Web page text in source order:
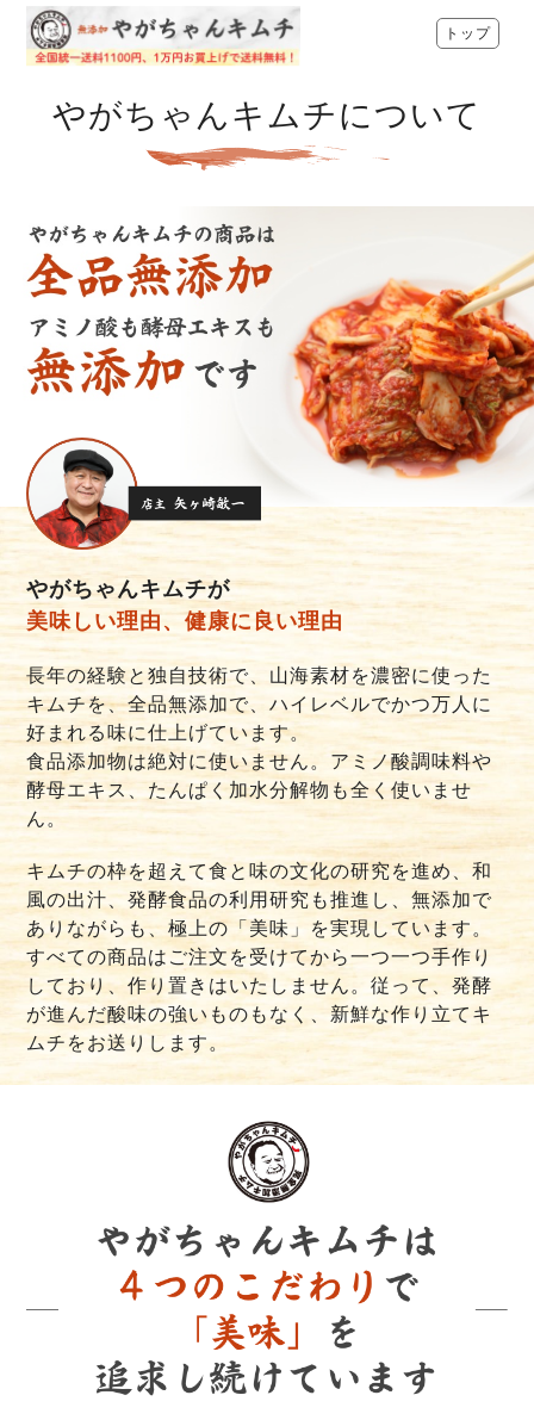
トップ
やがちゃんキムチについて
やがちゃんキムチが
美味しい理由、健康に良い理由
長年の経験と独自技術で、山海素材を濃密に使った
キムチを、全品無添加で、ハイレベルでかつ万人に
好まれる味に仕上げています。
食品添加物は絶対に使いません。アミノ酸調味料や
酵母エキス、たんぱく加水分解物も全く使いませ
ん。
キムチの枠を超えて食と味の文化の研究を進め、和
風の出汁、発酵食品の利用研究も推進し、無添加で
ありながらも、極上の「美味」を実現しています。
すべての商品はご注文を受けてから一つ一つ手作り
しており、作り置きはいたしません。従って、発酵
が進んだ酸味の強いものもなく、新鮮な作り立てキ
ムチをお送りします。